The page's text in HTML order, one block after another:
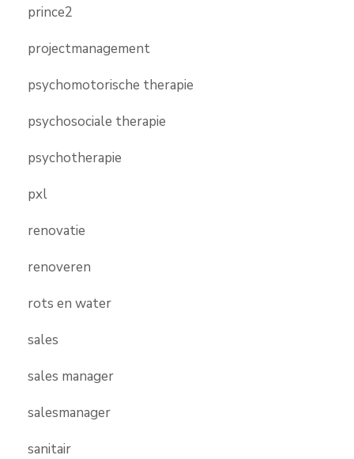
prince2
projectmanagement
psychomotorische therapie
psychosociale therapie
psychotherapie
pxl
renovatie
renoveren
rots en water
sales
sales manager
salesmanager
sanitair